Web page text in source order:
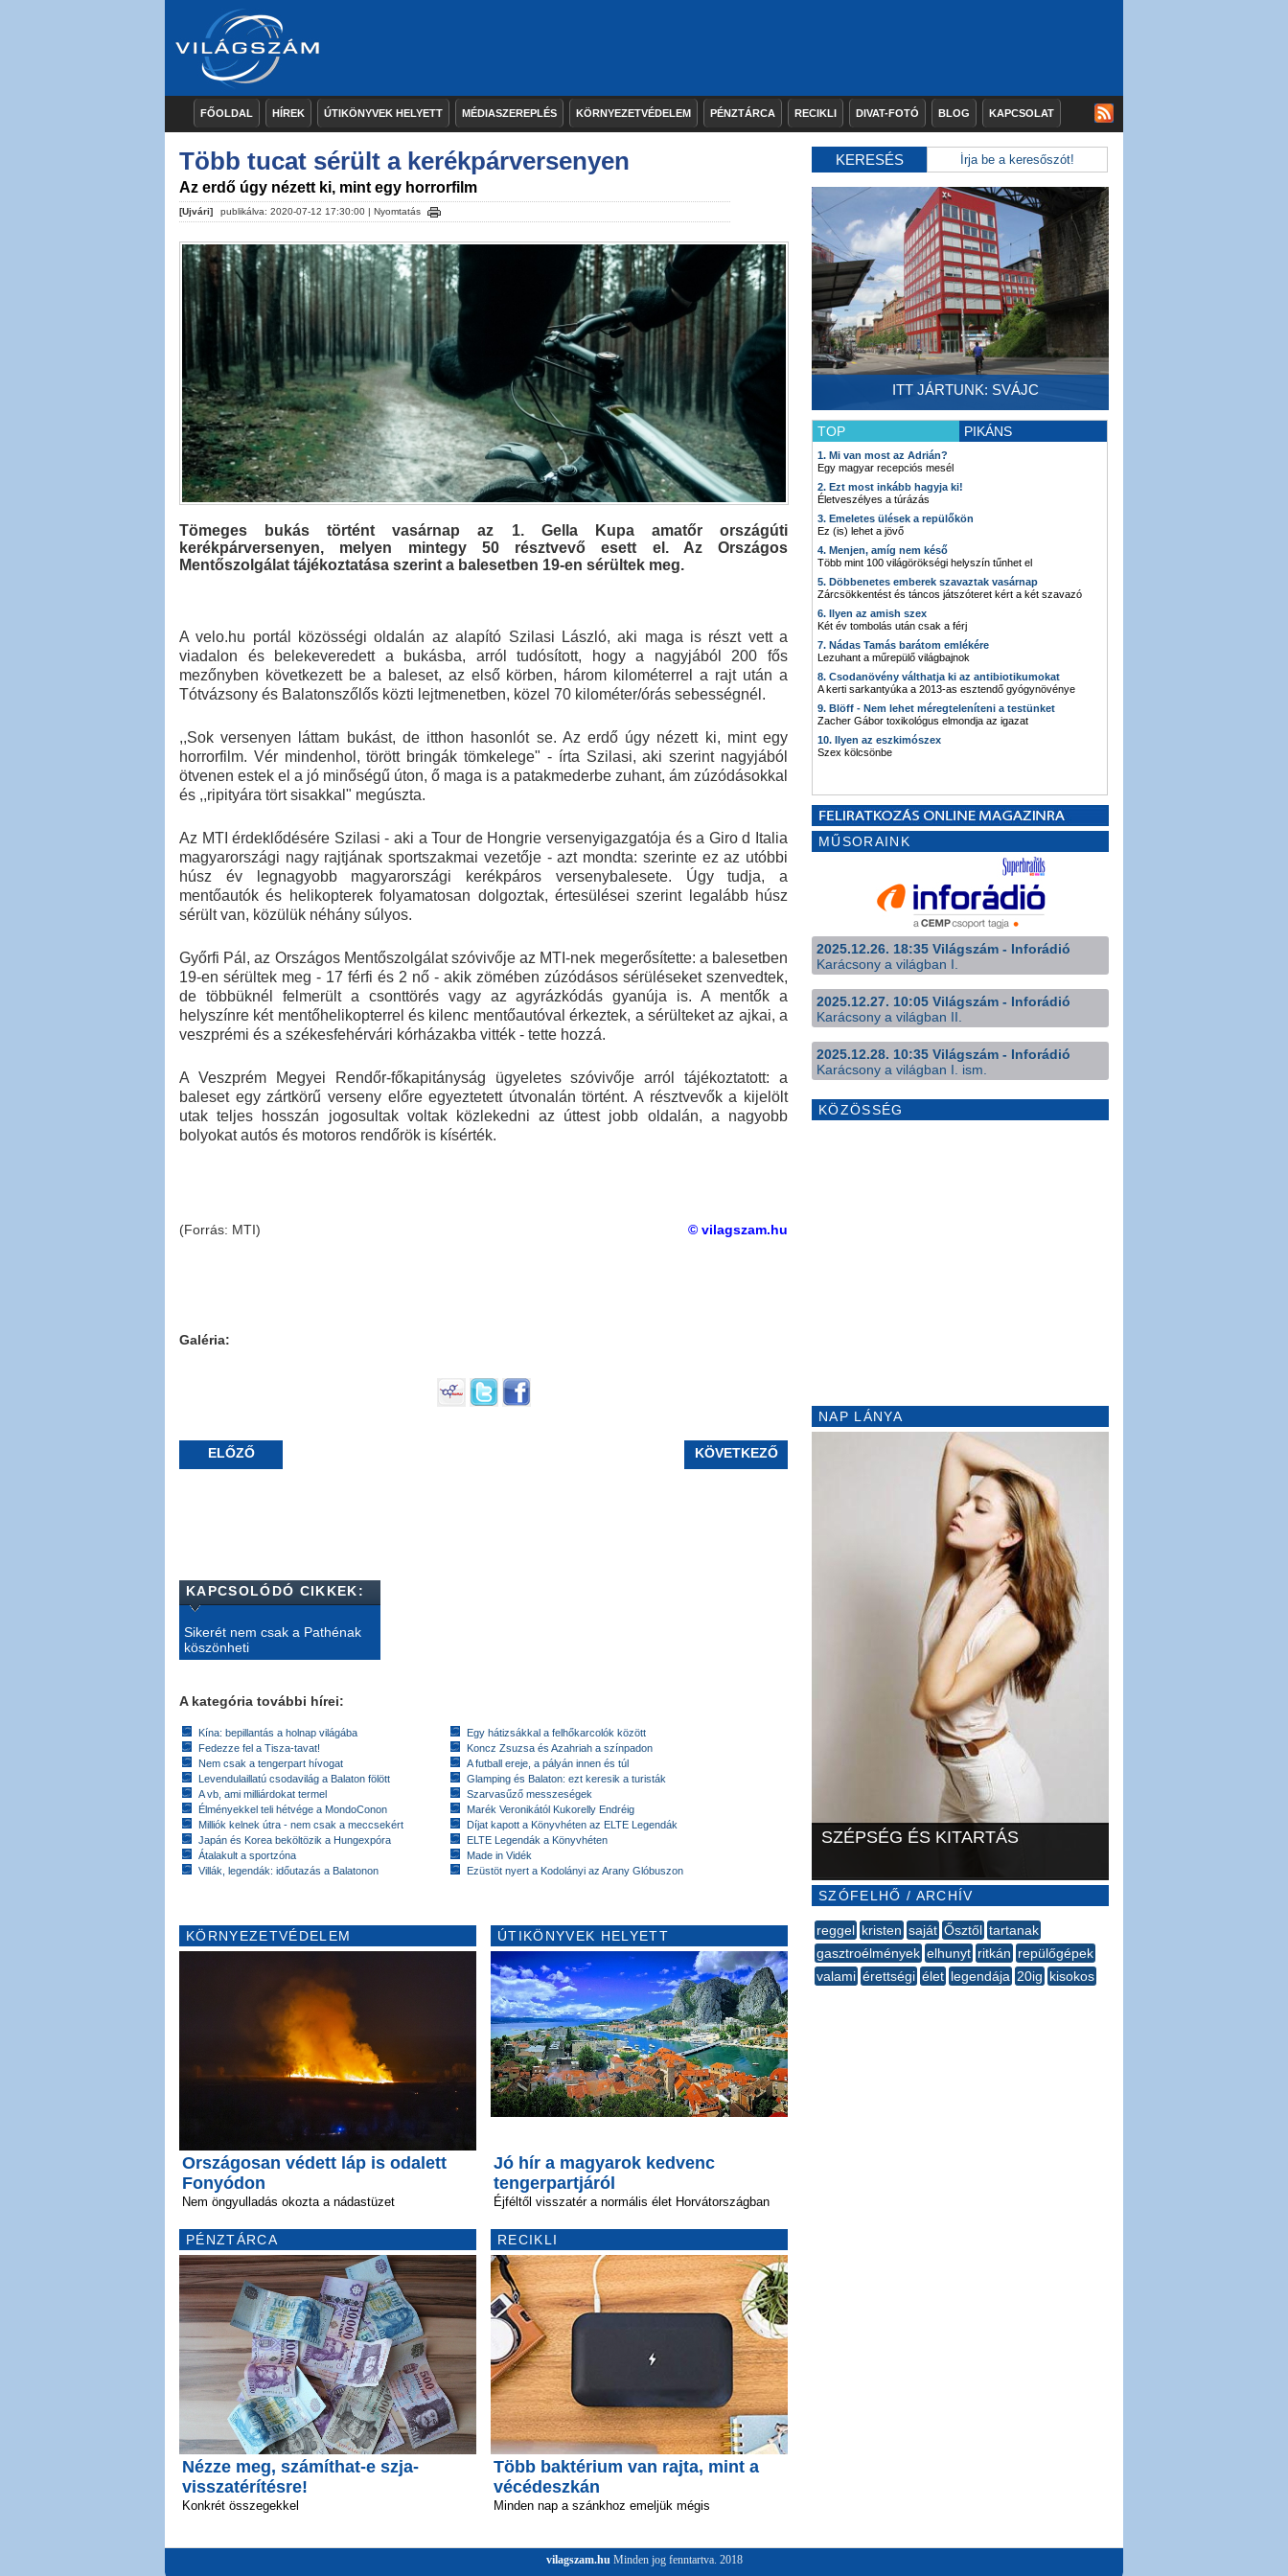
FŐOLDAL HÍREK ÚTIKÖNYVEK HELYETT MÉDIASZEREPLÉS KÖRNYEZETVÉDELEM PÉNZTÁRCA RECIKLI DIVAT-FOTÓ BLOG KAPCSOLAT
Több tucat sérült a kerékpárversenyen
Az erdő úgy nézett ki, mint egy horrorfilm
[Ujvári] publikálva: 2020-07-12 17:30:00 | Nyomtatás
Tömeges bukás történt vasárnap az 1. Gella Kupa amatőr országúti
kerékpárversenyen, melyen mintegy 50 résztvevő esett el. Az Országos
Mentőszolgálat tájékoztatása szerint a balesetben 19-en sérültek meg.
A velo.hu portál közösségi oldalán az alapító Szilasi László, aki maga is részt vett a
viadalon és belekeveredett a bukásba, arról tudósított, hogy a nagyjából 200 fős
mezőnyben következett be a baleset, az első körben, három kilométerrel a rajt után a
Tótvázsony és Balatonszőlős közti lejtmenetben, közel 70 kilométer/órás sebességnél.
,,Sok versenyen láttam bukást, de itthon hasonlót se. Az erdő úgy nézett ki, mint egy
horrorfilm. Vér mindenhol, törött bringák tömkelege" - írta Szilasi, aki szerint nagyjából
ötvenen estek el a jó minőségű úton, ő maga is a patakmederbe zuhant, ám zúzódásokkal
és ,,ripityára tört sisakkal" megúszta.
Az MTI érdeklődésére Szilasi - aki a Tour de Hongrie versenyigazgatója és a Giro d Italia
magyarországi nagy rajtjának sportszakmai vezetője - azt mondta: szerinte ez az utóbbi
húsz év legnagyobb magyarországi kerékpáros versenybalesete. Úgy tudja, a
mentőautók és helikopterek folyamatosan dolgoztak, értesülései szerint legalább húsz
sérült van, közülük néhány súlyos.
Győrfi Pál, az Országos Mentőszolgálat szóvivője az MTI-nek megerősítette: a balesetben
19-en sérültek meg - 17 férfi és 2 nő - akik zömében zúzódásos sérüléseket szenvedtek,
de többüknél felmerült a csonttörés vagy az agyrázkódás gyanúja is. A mentők a
helyszínre két mentőhelikopterrel és kilenc mentőautóval érkeztek, a sérülteket az ajkai, a
veszprémi és a székesfehérvári kórházakba vitték - tette hozzá.
A Veszprém Megyei Rendőr-főkapitányság ügyeletes szóvivője arról tájékoztatott: a
baleset egy zártkörű verseny előre egyeztetett útvonalán történt. A résztvevők a kijelölt
utak teljes hosszán jogosultak voltak közlekedni az úttest jobb oldalán, a nagyobb
bolyokat autós és motoros rendőrök is kísérték.
© vilagszam.hu
(Forrás: MTI)
Galéria:
ELŐZŐ KÖVETKEZŐ
KAPCSOLÓDÓ CIKKEK:
Sikerét nem csak a Pathénak
köszönheti
A kategória további hírei:
Kína: bepillantás a holnap világába
Fedezze fel a Tisza-tavat!
Nem csak a tengerpart hívogat
Levendulaillatú csodavilág a Balaton fölött
A vb, ami milliárdokat termel
Élményekkel teli hétvége a MondoConon
Milliók kelnek útra - nem csak a meccsekért
Japán és Korea beköltözik a Hungexpóra
Átalakult a sportzóna
Villák, legendák: időutazás a Balatonon
Egy hátizsákkal a felhőkarcolók között
Koncz Zsuzsa és Azahriah a színpadon
A futball ereje, a pályán innen és túl
Glamping és Balaton: ezt keresik a turisták
Szarvasűző messzeségek
Marék Veronikától Kukorelly Endréig
Díjat kapott a Könyvhéten az ELTE Legendák
ELTE Legendák a Könyvhéten
Made in Vidék
Ezüstöt nyert a Kodolányi az Arany Glóbuszon
KÖRNYEZETVÉDELEM
Országosan védett láp is odalett
Fonyódon
Nem öngyulladás okozta a nádastüzet
PÉNZTÁRCA
Nézze meg, számíthat-e szja-
visszatérítésre!
Konkrét összegekkel
ÚTIKÖNYVEK HELYETT
Jó hír a magyarok kedvenc
tengerpartjáról
Éjféltől visszatér a normális élet Horvátországban
RECIKLI
Több baktérium van rajta, mint a
vécédeszkán
Minden nap a szánkhoz emeljük mégis
KERESÉS
ITT JÁRTUNK: SVÁJC
TOP PIKÁNS
1. Mi van most az Adrián?
Egy magyar recepciós mesél
2. Ezt most inkább hagyja ki!
Életveszélyes a túrázás
3. Emeletes ülések a repülőkön
Ez (is) lehet a jövő
4. Menjen, amíg nem késő
Több mint 100 világörökségi helyszín tűnhet el
5. Döbbenetes emberek szavaztak vasárnap
Zárcsökkentést és táncos játszóteret kért a két szavazó
6. Ilyen az amish szex
Két év tombolás után csak a férj
7. Nádas Tamás barátom emlékére
Lezuhant a műrepülő világbajnok
8. Csodanövény válthatja ki az antibiotikumokat
A kerti sarkantyúka a 2013-as esztendő gyógynövénye
9. Blöff - Nem lehet méregteleníteni a testünket
Zacher Gábor toxikológus elmondja az igazat
10. Ilyen az eszkimószex
Szex kölcsönbe
MŰSORAINK
2025.12.26. 18:35 Világszám - Inforádió
Karácsony a világban I.
2025.12.27. 10:05 Világszám - Inforádió
Karácsony a világban II.
2025.12.28. 10:35 Világszám - Inforádió
Karácsony a világban I. ism.
KÖZÖSSÉG
NAP LÁNYA
SZÉPSÉG ÉS KITARTÁS
SZÓFELHŐ / ARCHÍV
reggel kristen saját Ősztől tartanak
gasztroélmények elhunyt ritkán repülőgépek
valami érettségi élet legendája 20ig kisokos
vilagszam.huMinden jog fenntartva. 2018